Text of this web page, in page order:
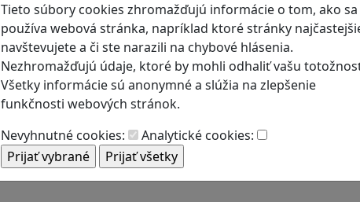
Tieto súbory cookies zhromažďujú informácie o tom, ako sa
používa webová stránka, napríklad ktoré stránky
navštevujete a či ste narazili na chybové hlásenia.
Nezhromažďujú údaje, ktoré by mohli odhaliť vašu
Všetky informácie sú anonymné a slúžia na zlepšenie
funkčnosti webových stránok.
Nevyhnutné cookies:
Analytické cookies: